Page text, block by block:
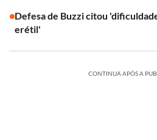
Defesa de Buzzi citou
erétil'
CONTINUA APÓS A